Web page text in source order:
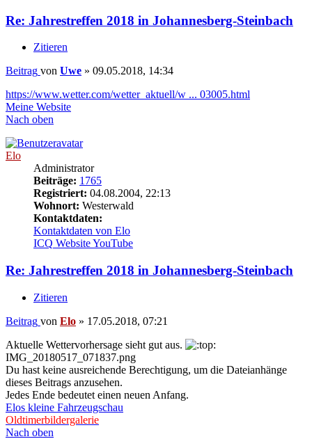
Re: Jahrestreffen 2018 in Johannesberg-Steinbach
Zitieren
Beitrag von Uwe » 09.05.2018, 14:34
https://www.wetter.com/wetter_aktuell/w ... 03005.html
Meine Website
Nach oben
Elo
Administrator
Beiträge: 1765
Registriert: 04.08.2004, 22:13
Wohnort: Westerwald
Kontaktdaten:
Kontaktdaten von Elo
ICQ WebsiteYouTube
Re: Jahrestreffen 2018 in Johannesberg-Steinbach
Zitieren
Beitrag von Elo » 17.05.2018, 07:21
Aktuelle Wettervorhersage sieht gut aus.
IMG_20180517_071837.png
Du hast keine ausreichende Berechtigung, um die Dateianhänge
dieses Beitrags anzusehen.
Jedes Ende bedeutet einen neuen Anfang.
Elos kleine Fahrzeugschau
Oldtimerbildergalerie
Nach oben